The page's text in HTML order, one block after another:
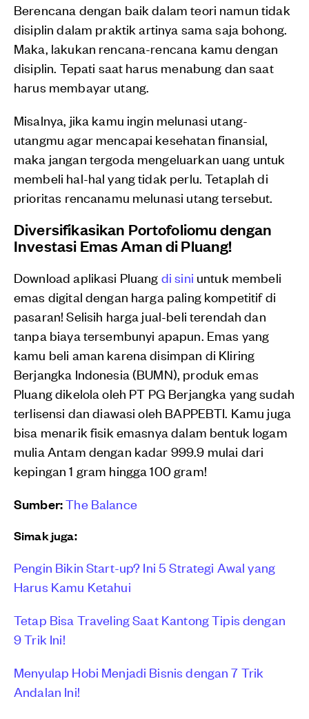
Berencana dengan baik dalam teori namun tidak
disiplin dalam praktik artinya sama saja bohong.
Maka, lakukan rencana-rencana kamu dengan
disiplin. Tepati saat harus menabung dan saat
harus membayar utang.
Misalnya, jika kamu ingin melunasi utang-
utangmu agar mencapai kesehatan finansial,
maka jangan tergoda mengeluarkan uang untuk
membeli hal-hal yang tidak perlu. Tetaplah di
prioritas rencanamu melunasi utang tersebut.
Diversifikasikan Portofoliomu dengan
Investasi Emas Aman di Pluang!
Download aplikasi Pluang di sini untuk membeli
emas digital dengan harga paling kompetitif di
pasaran! Selisih harga jual-beli terendah dan
tanpa biaya tersembunyi apapun. Emas yang
kamu beli aman karena disimpan di Kliring
Berjangka Indonesia (BUMN), produk emas
Pluang dikelola oleh PT PG Berjangka yang sudah
terlisensi dan diawasi oleh BAPPEBTI. Kamu juga
bisa menarik fisik emasnya dalam bentuk logam
mulia Antam dengan kadar 999.9 mulai dari
kepingan 1 gram hingga 100 gram!
Sumber:The Balance
Simak juga:
Pengin Bikin Start-up? Ini 5 Strategi Awal yang
Harus Kamu Ketahui
Tetap Bisa Traveling Saat Kantong Tipis dengan
9 Trik Ini!
Menyulap Hobi Menjadi Bisnis dengan 7 Trik
Andalan Ini!